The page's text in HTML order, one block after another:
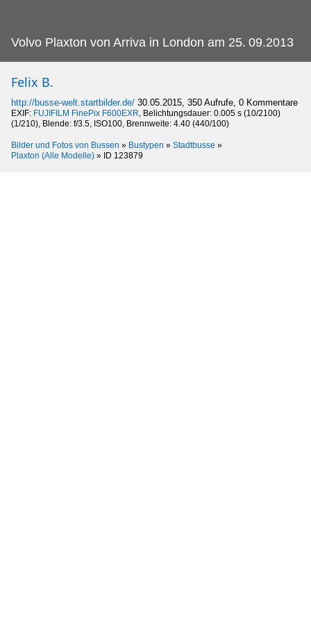
Volvo Plaxton von Arriva in London am 25. 09.2013
Felix B.
http://busse-welt.startbilder.de/ 30.05.2015, 350 Aufrufe, 0 Kommentare
EXIF: FUJIFILM FinePix F600EXR, Belichtungsdauer: 0.005 s (10/2100)
(1/210), Blende: f/3.5, ISO100, Brennweite: 4.40 (440/100)
Bilder und Fotos von Bussen » Bustypen » Stadtbusse »
Plaxton (Alle Modelle) » ID 123879